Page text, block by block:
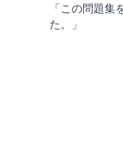
「この問題
た。」